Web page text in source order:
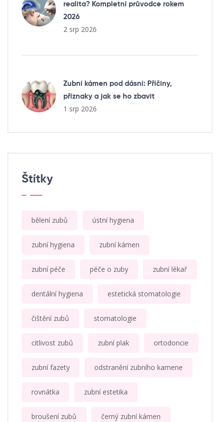
realita? Kompletní průvodce rokem
2026
2 srp 2026
Zubní kámen pod dásní: Příčiny,
příznaky a jak se ho zbavit
1 srp 2026
Štítky
bělení zubů ústní hygiena
zubní hygiena zubní kámen
zubní péče péče o zuby zubní lékař
dentální hygiena estetická stomatologie
čištění zubů stomatologie
citlivost zubů zubní plak ortodoncie
zubní fazety odstranění zubního kamene
rovnátka zubní estetika
broušení zubů černý zubní kámen